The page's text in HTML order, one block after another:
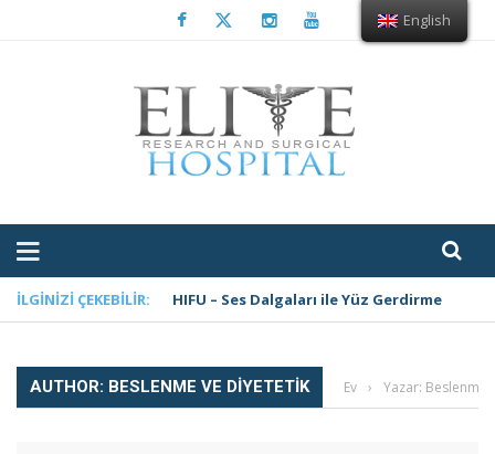
İLGINIZI ÇEKEBILIR: Sürekli Yorgun Mu Hissediyorsunuz?
AUTHOR: BESLENME VE DIYETETIK Ev › Yazar: Beslenme
English